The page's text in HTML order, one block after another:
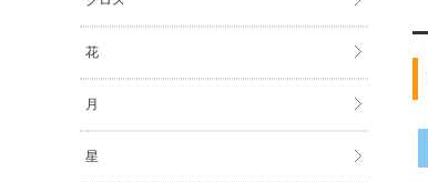
花
月
星